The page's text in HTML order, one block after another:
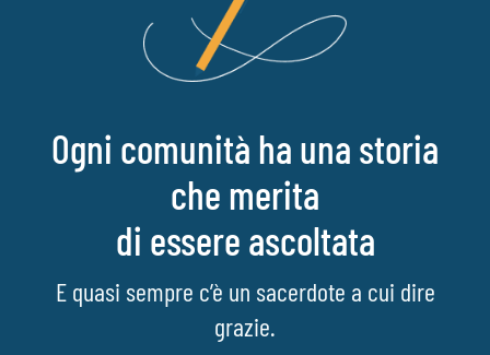
Ogni comunità ha una storia
che merita
di essere ascoltata
E quasi sempre c’è un sacerdote a cui dire
grazie.